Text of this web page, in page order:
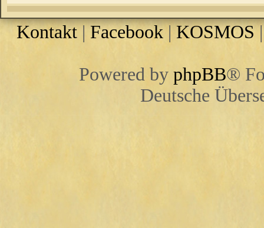
Kontakt | Facebook |KOSMOS
Powered by phpBB®
Deutsche